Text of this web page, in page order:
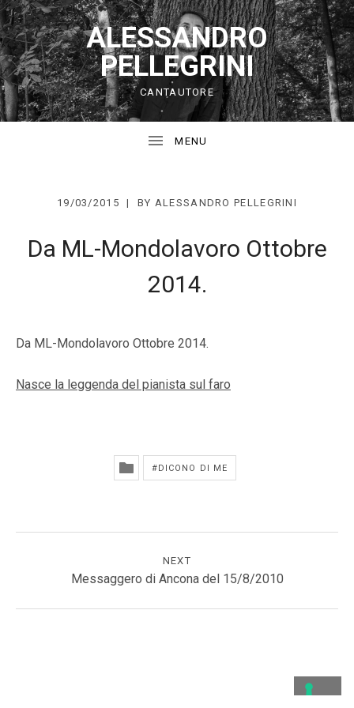
ALESSANDRO
PELLEGRINI
CANTAUTORE
Da ML-Mondolavoro Ottobre
2014.
19/03/2015 BY ALESSANDRO PELLEGRINI
Da ML-Mondolavoro Ottobre 2014.
Nasce la leggenda del pianista sul faro
DICONO DI ME
NEXT
Messaggero di Ancona del 15/8/2010